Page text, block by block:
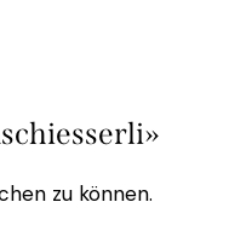
zu können.